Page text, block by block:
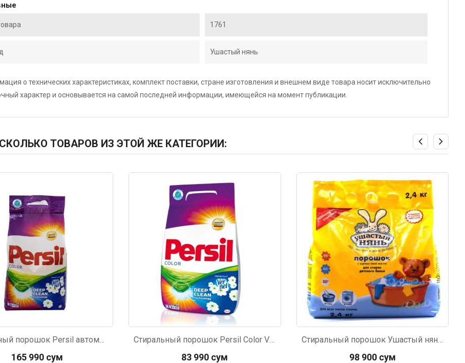
1761
Ушастый нянь
о технических характеристиках, комплект поставки, стране изготовления и внешнем виде товара носит исключительно
характер и основывается на самой последней информации, имеющейся на момент публикации.
ТОВАРОВ ИЗ ЭТОЙ ЖЕ КАТЕГОРИИ:
Стиральный порошок Persil автомат color & vernel 6кг
165 990 сум
Стиральный порошок Persil Color Vernel автомат для цветного белья 3кг
83 990 сум
Код: 4097
Стиральный порошок Ушастый нянь 2,4кг
98 900 сум
Код: 930